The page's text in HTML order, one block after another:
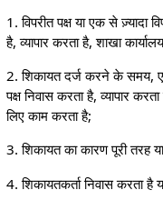
1. विपरीत पक्ष या एक से ज़्यादा
है, व्यापार करता है, शाखा
2. शिकायत दर्ज करने के समय, एक
पक्ष निवास करता है, व्यापार
लिए काम करता है;
3. शिकायत का कारण पूरी तरह
4. शिकायतकर्ता निवास करता है